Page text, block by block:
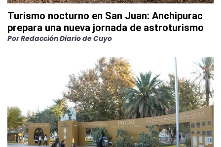
Turismo nocturno en San Juan: Anchipurac
prepara una nueva jornada de astroturismo
PorRedacción Diario de Cuyo